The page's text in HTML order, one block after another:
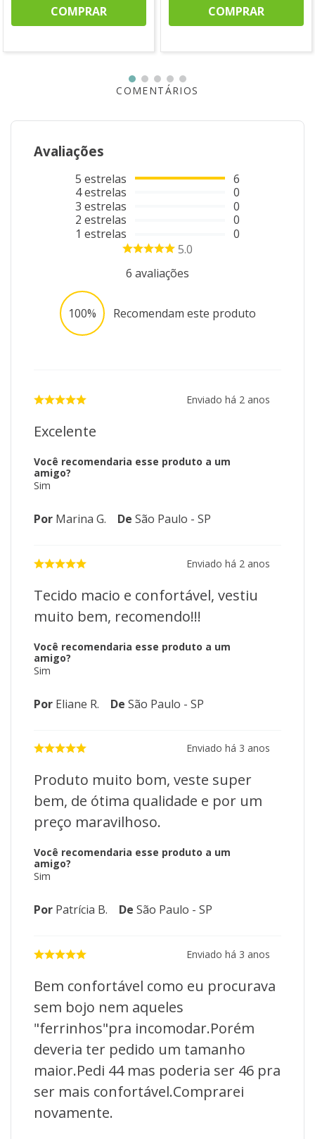
COMPRAR COMPRAR
COMENTÁRIOS
Avaliações
5 estrelas
4estrelas
3 estrelas
2 estrelas
1 estrelas
6
0
0
0
0
5.0
6 avaliações
100% Recomendam este produto
Enviado há 2 anos
Excelente
Você recomendaria esse produto a um
amigo?
Sim
Por Marina G. De São Paulo - SP
Enviado há 2 anos
Tecido macio e confortável, vestiu
muito bem, recomendo!!!
Você recomendaria esse produto a um
amigo?
Sim
Por Eliane R. De São Paulo - SP
Enviado há 3 anos
Produto muito bom, veste super
bem, de ótima qualidade e por um
preço maravilhoso.
Você recomendaria esse produto a um
amigo?
Sim
Por Patrícia B. De São Paulo - SP
Enviado há 3 anos
Bem confortável como eu procurava
sem bojo nem aqueles
"ferrinhos"pra incomodar.Porém
deveria ter pedido um tamanho
maior.Pedi 44 mas poderia ser 46 pra
ser mais confortável.Comprarei
novamente.